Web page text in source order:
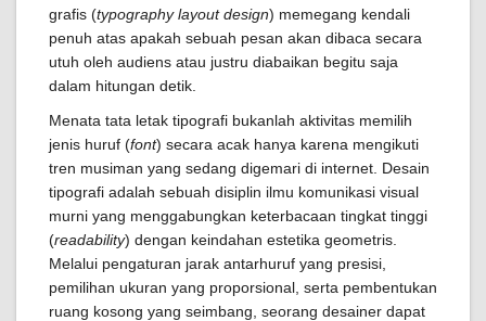
grafis (typography layout design) memegang kendali
penuh atas apakah sebuah pesan akan dibaca secara
utuh oleh audiens atau justru diabaikan begitu saja
dalam hitungan detik.
Menata tata letak tipografi bukanlah aktivitas memilih
jenis huruf (font) secara acak hanya karena mengikuti
tren musiman yang sedang digemari di internet. Desain
tipografi adalah sebuah disiplin ilmu komunikasi visual
murni yang menggabungkan keterbacaan tingkat tinggi
(readability) dengan keindahan estetika geometris.
Melalui pengaturan jarak antarhuruf yang presisi,
pemilihan ukuran yang proporsional, serta pembentukan
ruang kosong yang seimbang, seorang desainer dapat